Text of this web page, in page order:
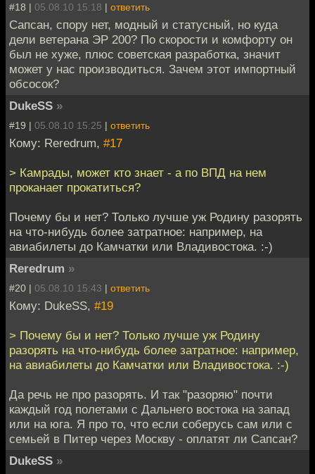
#18 | 05.08.10 15:18 | ответить
Сапсан, спору нет, модный и статусный, но куда
дели ветерана ЭР 200? По скорости и комфорту он
был не хуже, плюс советская разработка, значит
может у нас производиться. Зачем этот импортный
обсосок?
DukeSS »
#19 | 05.08.10 15:25 | ответить
Кому: Reredrum, #17
> Камрады, может кто знает - а по ВПД на нем
проканает прокатиться?
Почему бы и нет? Только лучше уж Родину разорять
на что-нибудь более затратное: например, на
авиабилеты до Камчатки или Владивостока. :-)
Reredrum »
#20 | 05.08.10 15:43 | ответить
Кому: DukeSS, #19
> Почему бы и нет? Только лучше уж Родину
разорять на что-нибудь более затратное: например,
на авиабилеты до Камчатки или Владивостока. :-)
Да речь не про разорять. И так "разоряю" почти
каждый год полетами с Дальнего востока на запад
или на юга. Я про то, что если соберусь сам или с
семьей в Питер через Москву - оплатят ли Сапсан?
DukeSS »